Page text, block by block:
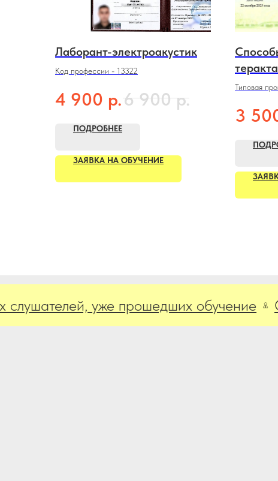
Лаборант-электроакустик
Код профессии - 13322
4 900 р.6 900 р.
ПОДРОБНЕЕ
ЗАЯВКА НА ОБУЧЕНИЕ
теракта
Типовая
3
уже прошедших обучение